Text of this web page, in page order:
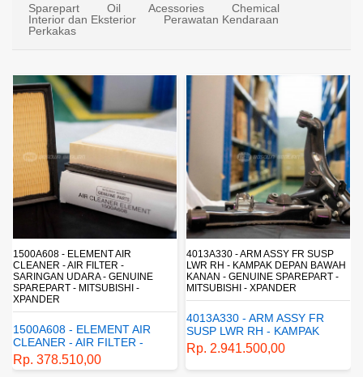
Sparepart Oil Acessories
Chemical
Interior dan Eksterior
Perawatan Kendaraan
Perkakas
4013A330 - ARM ASSY FR SUSP
LWR RH - KAMPAK DEPAN BAWAH
KANAN - GENUINE SPAREPART -
MITSUBISHI - XPANDER
4013A330 - ARM ASSY FR
SUSP LWR RH - KAMPAK
DEPAN BAWAH KANAN -
GENUINE SPAREPART -
MITSUBISHI - XPANDER
Rp. 2.941.500,00
4162A413 - SHOCK
SUSP - SUSPENSI
SHOCKBREAKER
GENUINE SPAREPART -
MITSUBISHI - XPANDER
4162A413 - SHOCK
ABSORBER RR SUSP -
SUSPENSI BELAKANG -
SHOCKBREAKER